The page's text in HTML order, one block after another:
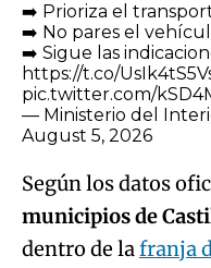
➡️ Prioriza el
➡️ No pares el
➡️ Sigue las
https://t.co/
pic.twitter.com/
— Ministerio del
August 5, 2026
Según los datos
municipios de
dentro de lafranja